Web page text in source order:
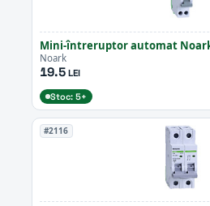
Mini-întreruptor automat Noark
Noark
19.5LEI
Stoc: 5+
#2116